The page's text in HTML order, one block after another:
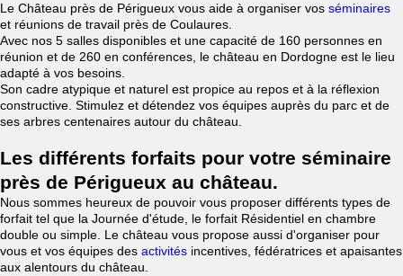
Le Château près de Périgueux vous aide à organiser vos séminaires
et réunions de travail près de Coulaures.
Avec nos 5 salles disponibles et une capacité de 160 personnes en
réunion et de 260 en conférences, le château en Dordogne est le lieu
adapté à vos besoins.
Son cadre atypique et naturel est propice au repos et à la réflexion
constructive. Stimulez et détendez vos équipes auprès du parc et de
ses arbres centenaires autour du château.
Les différents forfaits pour votre séminaire
près de Périgueux au château.
Nous sommes heureux de pouvoir vous proposer différents types de
forfait tel que la Journée d'étude, le forfait Résidentiel en chambre
double ou simple. Le château vous propose aussi d'organiser pour
vous et vos équipes des activités incentives, fédératrices et apaisantes
aux alentours du château.